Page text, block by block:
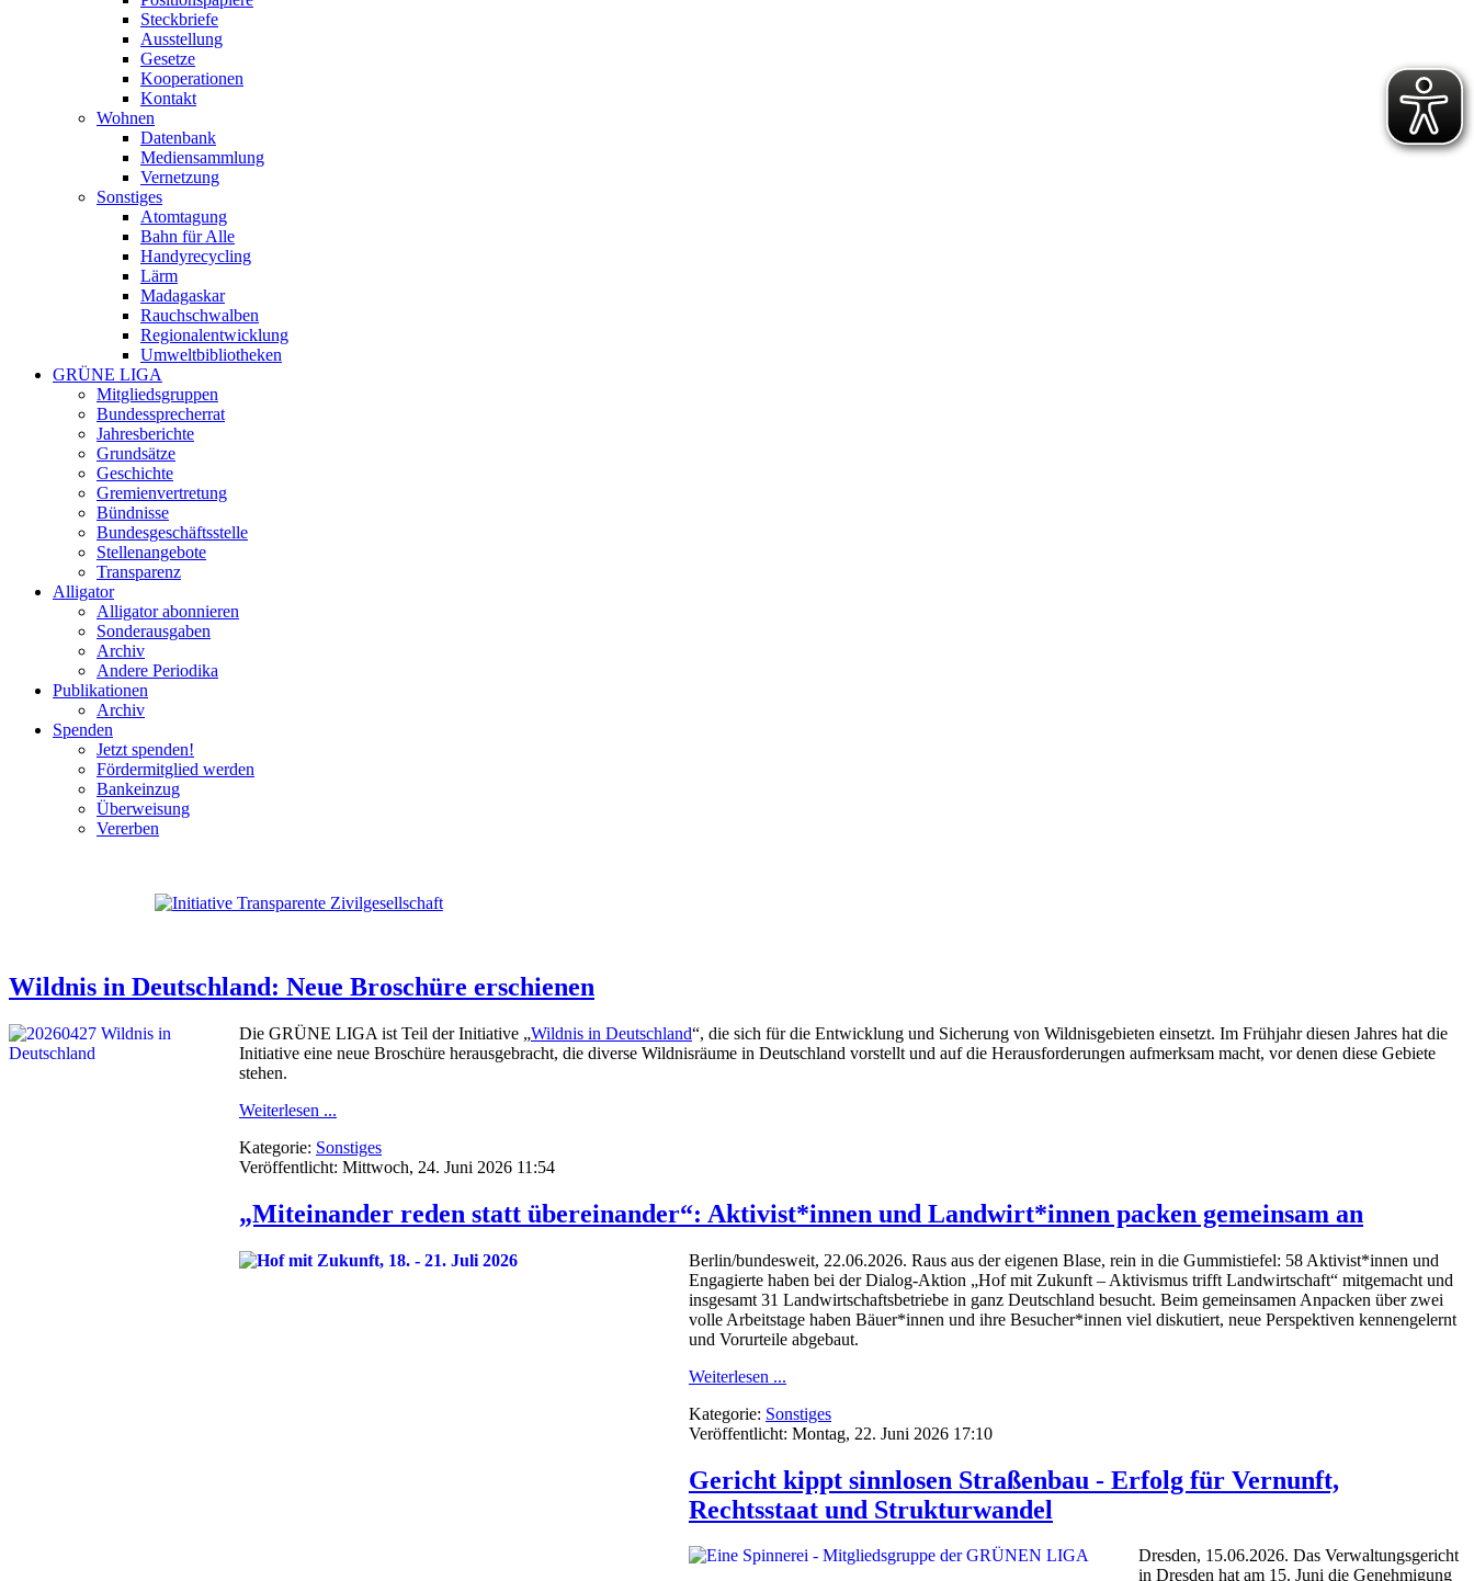
Steckbriefe
Ausstellung
Gesetze
Kooperationen
Kontakt
Wohnen
Datenbank
Mediensammlung
Vernetzung
Sonstiges
Atomtagung
Bahn für Alle
Handyrecycling
Lärm
Madagaskar
Rauchschwalben
Regionalentwicklung
Umweltbibliotheken
GRÜNE LIGA
Mitgliedsgruppen
Bundessprecherrat
Jahresberichte
Grundsätze
Geschichte
Gremienvertretung
Bündnisse
Bundesgeschäftsstelle
Stellenangebote
Transparenz
Alligator
Alligator abonnieren
Sonderausgaben
Archiv
Andere Periodika
Publikationen
Archiv
Spenden
Jetzt spenden!
Fördermitglied werden
Bankeinzug
Überweisung
Vererben
Wildnis in Deutschland: Neue Broschüre erschienen
Die GRÜNE LIGA ist Teil der Initiative „Wildnis in Deutschland“, die sich für die Entwicklung und Sicherung von Wildnisgebieten einsetzt. Im Frühjahr diesen Jahres hat die
Initiative eine neue Broschüre herausgebracht, die diverse Wildnisräume in Deutschland vorstellt und auf die Herausforderungen aufmerksam macht, vor denen diese Gebiete
stehen.
Weiterlesen ...
Kategorie: Sonstiges
Veröffentlicht: Mittwoch, 24. Juni 2026 11:54
„Miteinander reden statt übereinander“: Aktivist*innen und Landwirt*innen packen gemeinsam an
Berlin/bundesweit, 22.06.2026. Raus aus der eigenen Blase, rein in die Gummistiefel: 58 Aktivist*innen und
Engagierte haben bei der Dialog-Aktion „Hof mit Zukunft – Aktivismus trifft Landwirtschaft“ mitgemacht und
insgesamt 31 Landwirtschaftsbetriebe in ganz Deutschland besucht. Beim gemeinsamen Anpacken über zwei
volle Arbeitstage haben Bäuer*innen und ihre Besucher*innen viel diskutiert, neue Perspektiven kennengelernt
und Vorurteile abgebaut.
Weiterlesen ...
Kategorie: Sonstiges
Veröffentlicht: Montag, 22. Juni 2026 17:10
Gericht kippt sinnlosen Straßenbau - Erfolg für Vernunft,
Rechtsstaat und Strukturwandel
Dresden, 15.06.2026. Das Verwaltungsgericht
in Dresden hat am 15. Juni die Genehmigung